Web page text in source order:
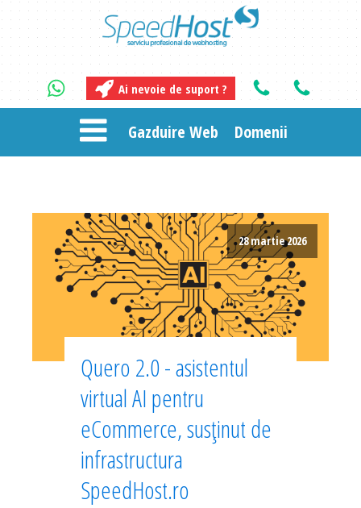
Ai nevoie de suport ?
Gazduire Web Domenii
28 martie 2026
Quero 2.0 - asistentul
virtual AI pentru
eCommerce, susținut de
infrastructura
SpeedHost.ro